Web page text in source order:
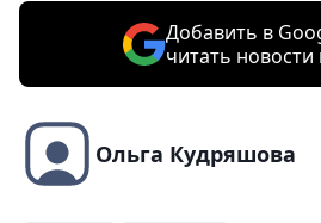
Добавить в
читать
Ольга Кудряшова